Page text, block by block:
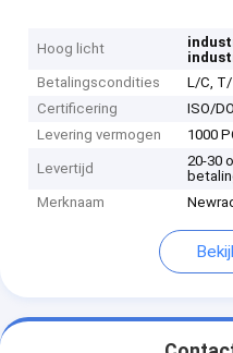
Hoog licht
Betalingscondities
L/C,
Certificering
ISO/
Levering vermogen
1000
Levertijd
20-30
Merknaam